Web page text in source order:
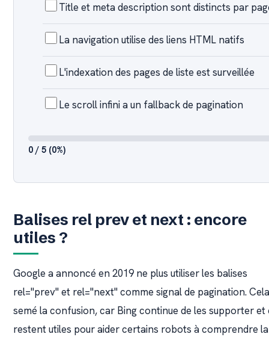
Title et meta description sont distincts par
La navigation utilise des liens HTML natifs
L'indexation des pages de liste est surveillée
Le scroll infini a un fallback de pagination
0 / 5 (0%)
Balises rel prev et next : encore
utiles ?
Google a annoncé en 2019 ne plus utiliser les balises
rel="prev" et rel="next" comme signal de pagination.
semé la confusion, car Bing continue de les supporter et
restent utiles pour aider certains robots à comprendre la